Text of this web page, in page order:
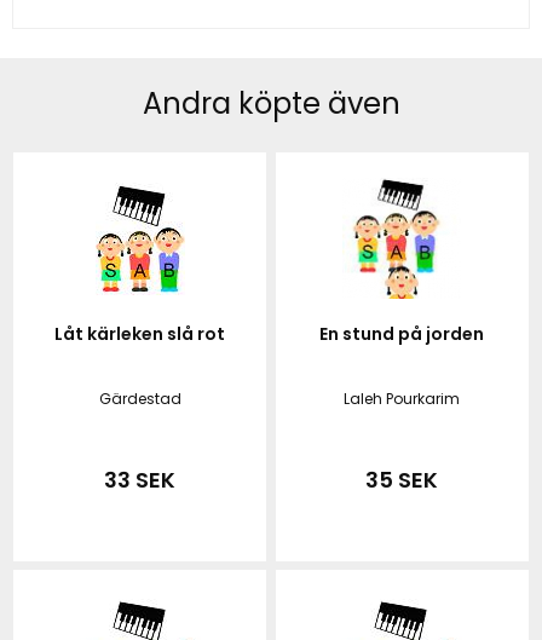
Andra köpte även
Låt kärleken slå rot
Gärdestad
33 SEK
En stund på jorden
Laleh Pourkarim
35 SEK